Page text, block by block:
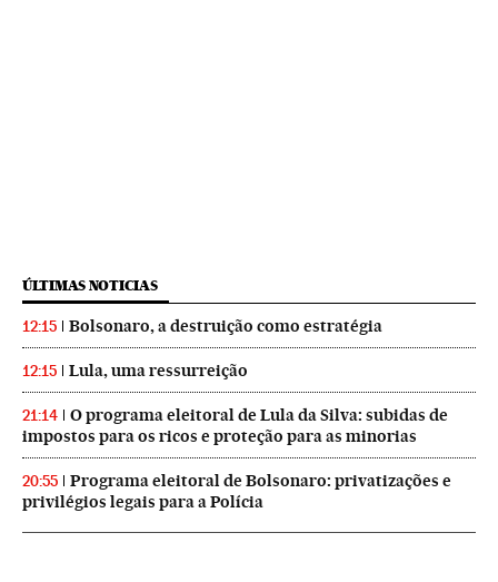
ÚLTIMAS NOTICIAS
12:15 Bolsonaro, a destruição como estratégia
12:15 Lula, uma ressurreição
21:14
O programa eleitoral de Lula da Silva: subidas de
impostos para os ricos e proteção para as minorias
20:55
Programa eleitoral de Bolsonaro: privatizações e
privilégios legais para a Polícia